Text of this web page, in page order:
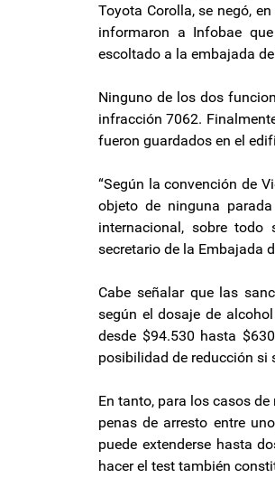
Toyota Corolla, se negó,
informaron a Infobae
escoltado a la embajada
Ninguno de los dos
infracción 7062.
fueron guardados en el
“Según la convención de
objeto de ninguna
internacional, sobre todo
secretario de la Embajada
Cabe señalar que las
según el dosaje de
desde $94.530 hasta
posibilidad de reducción si
En tanto, para los casos
penas de arresto entre
puede extenderse hasta
hacer el test también